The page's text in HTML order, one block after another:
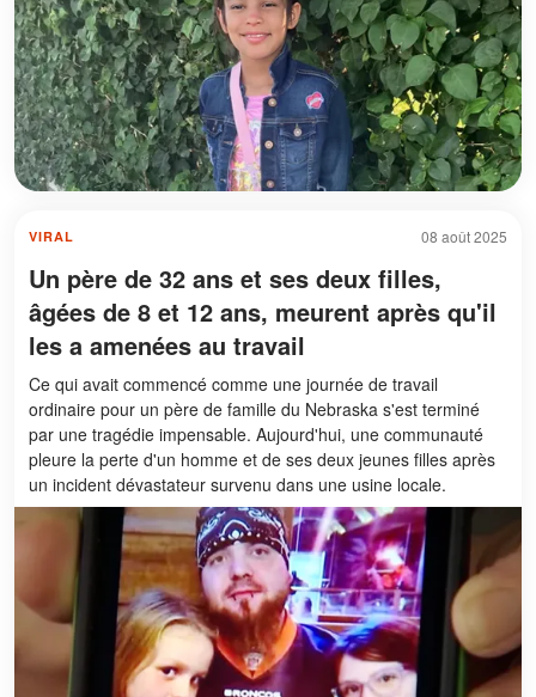
08 août 2025
VIRAL
Un père de 32 ans et ses deux filles,
âgées de 8 et 12 ans, meurent après qu'il
les a amenées au travail
Ce qui avait commencé comme une journée de travail
ordinaire pour un père de famille du Nebraska s'est terminé
par une tragédie impensable. Aujourd'hui, une communauté
pleure la perte d'un homme et de ses deux jeunes filles après
un incident dévastateur survenu dans une usine locale.